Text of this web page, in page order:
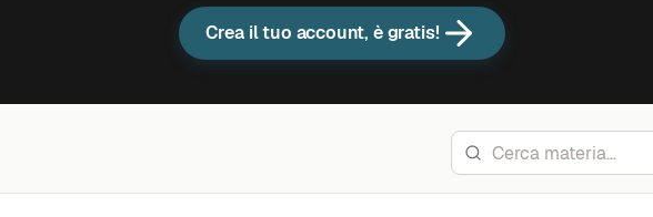
Crea il tuo account, è gratis!